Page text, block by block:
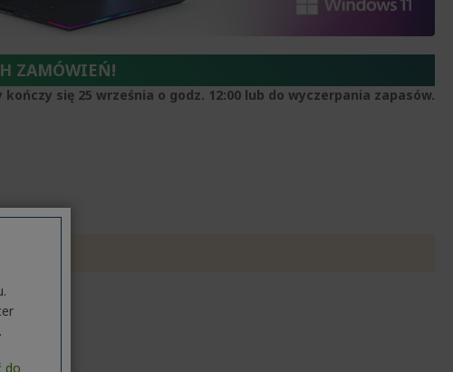
ZAMÓWIEŃ!
się 25 września o godz. 12:00 lub do wyczerpania zapasów.
do